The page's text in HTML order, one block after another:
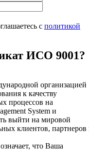
с политикой
ИСО 9001?
организацией
к качеству
процессов на
System и
выйти на мировой
клиентов, партнеров
что Ваша